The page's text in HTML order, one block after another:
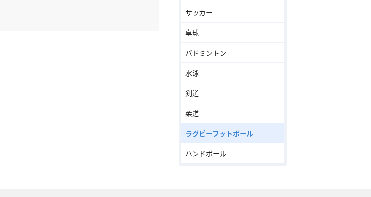
サッカー
卓球
バドミントン
水泳
剣道
柔道
ラグビーフットボール
ハンドボール